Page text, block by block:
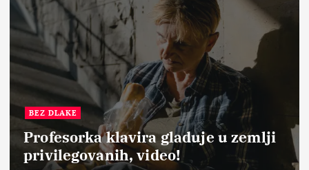
BEZ DLAKE
Profesorka klavira gladuje u zemlji
privilegovanih, video!